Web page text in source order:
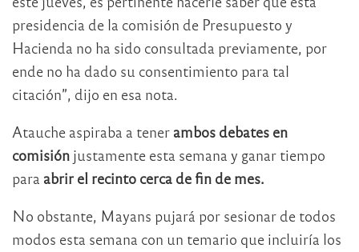
presidencia de la comisión de Presupuesto y
Hacienda no ha sido consultada previamente, por
ende no ha dado su consentimiento para tal
citación”, dijo en esa nota.
Atauche aspiraba a tener ambos debates en
comisión justamente esta semana y ganar tiempo
para abrir el recinto cerca de fin de mes.
No obstante, Mayans pujará por sesionar de todos
modos esta semana con un temario que incluiría los